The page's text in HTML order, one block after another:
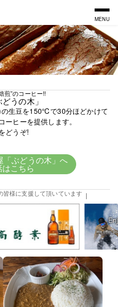
MENU
煎”のコーヒー!!
うの木」
生豆を150℃で30分ほどかけて
ーヒーを提供します。
どうぞ!
「ぶどうの木」へ
こちら
皆様に支援して頂いています